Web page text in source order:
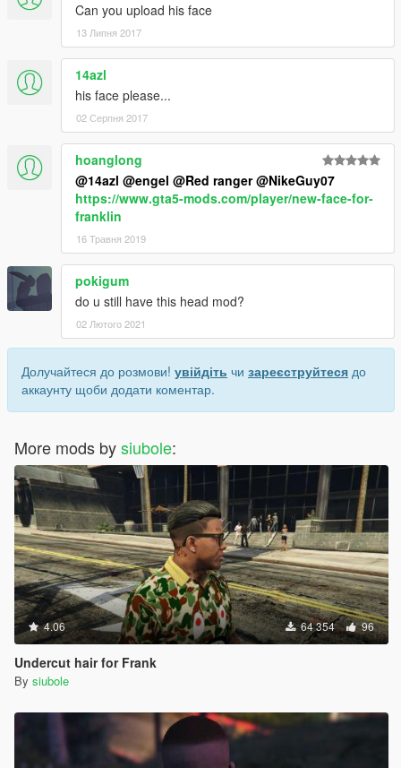
Can you upload his face
13 Липня 2017
14azl
his face please...
02 Серпня 2017
hoanglong
@14azl @engel @Red ranger @NikeGuy07
https://www.gta5-mods.com/player/new-face-for-
franklin
16 Травня 2019
pokigum
do u still have this head mod?
02 Лютого 2021
Долучайтеся до розмови! увійдіть чи зареєструйтеся до
аккаунту щоби додати коментар.
More mods bysiubole:
4.06 64 354 96
Undercut hair for Frank
By siubole